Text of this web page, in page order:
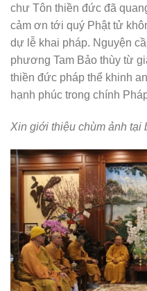
chư Tôn thiền đức đã
cảm ơn tới quý Phật tử
dự lễ khai pháp. Nguyện
phương Tam Bảo thùy từ
thiền đức pháp thể khinh
hạnh phúc trong chính
Xin giới thiệu chùm ảnh tại